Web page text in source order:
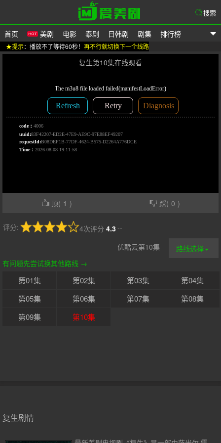
爱美剧
首页 美剧 电影 泰剧 日韩剧 剧集 排行榜
搜索
★提示：播放不了等待60秒！ 再不行就切换下一个线路
复生第10集在线观看
顶( 1 ) 踩( 0 )
评分: 4.3
4次评分 --
路线选择
优酷云第10集
有问题先尝试换其他路线 →
第01集 第02集 第03集
第04集
第05集
第06集 第07集
第08集
第09集
第10集
复生剧情